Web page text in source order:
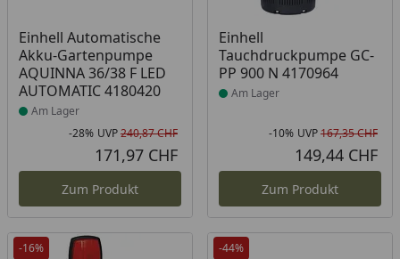
Einhell Automatische
Akku-Gartenpumpe
AQUINNA 36/38 F LED
AUTOMATIC 4180420
Produkt am Lager
Am Lager
Rabatt in Prozent
-28%
Ursprünglicher Preis
UVP240,87 CHF
171,97 CHF
Zum Produkt
Einhell
Tauchdruckpumpe GC-
PP 900 N 4170964
Produkt am Lager
Am Lager
-10% UVP167,35 CHF
149,44 CHF
Zum Produkt
-16% -44%